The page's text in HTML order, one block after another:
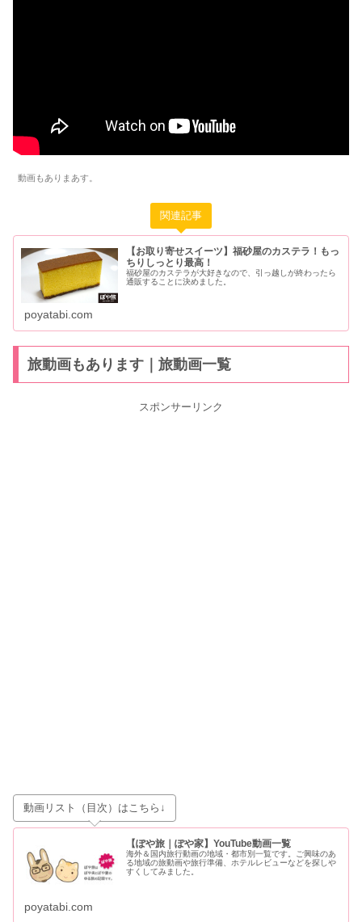
動画もありまあす。
関連記事
【お取り寄せスイーツ】福砂屋のカステラ！もっ
ちりしっとり最高！
福砂屋のカステラが大好きなので、引っ越しが終わったら
通販することに決めました。
poyatabi.com
旅動画もあります｜旅動画一覧
スポンサーリンク
動画リスト（目次）はこちら↓
【ぽや旅｜ぽや家】YouTube動画一覧
海外＆国内旅行動画の地域・都市別一覧です。ご興味のあ
る地域の旅動画や旅行準備、ホテルレビューなどを探しや
すくしてみました。
poyatabi.com